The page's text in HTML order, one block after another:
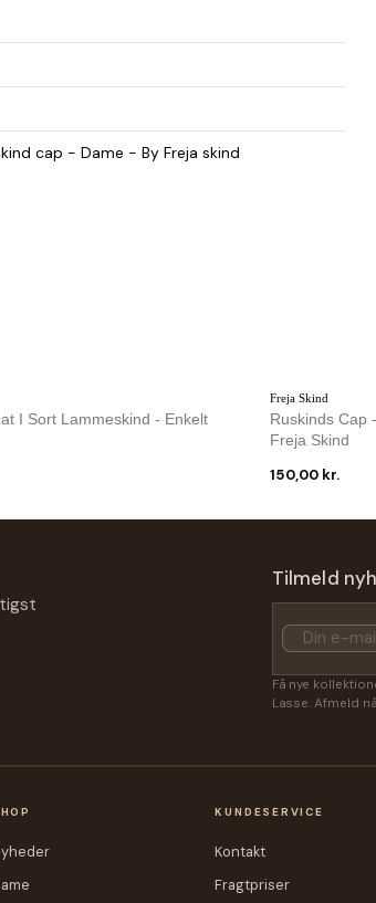
cap - Dame - By Freja skind
I Sort Lammeskind - Enkelt
Freja Skind
Ruskinds Cap
Freja Skind
150,00 kr.
Ruskinds Cap
150,00 kr.
Tilmeld
Få nye
Lasse. Afmeld
KUNDESERVICE
Kontakt
Fragtpriser